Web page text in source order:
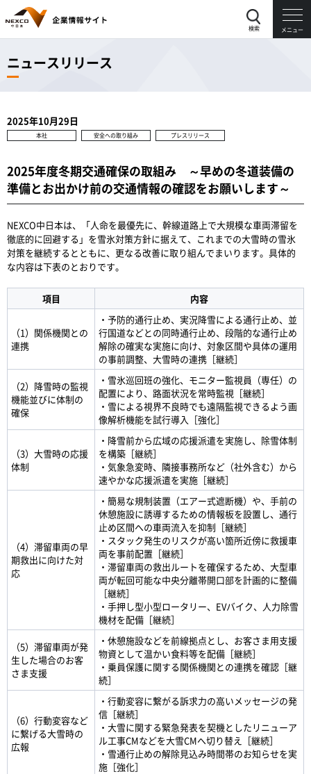
検索 メニュー
ニュースリリース
2025年10月29日
本社 安全への取り組み プレスリリース
2025年度冬期交通確保の取組み ～早めの冬道装備の
準備とお出かけ前の交通情報の確認をお願いします～
NEXCO中日本は、「人命を最優先に、幹線道路上で大規模な車両滞留を
徹底的に回避する」を雪氷対策方針に据えて、これまでの大雪時の雪氷
対策を継続するとともに、更なる改善に取り組んでまいります。具体的
な内容は下表のとおりです。
項目 内容
（1）関係機関との
連携
・予防的通行止め、実況降雪による通行止め、並
行国道などとの同時通行止め、段階的な通行止め
解除の確実な実施に向け、対象区間や具体の運用
の事前調整、大雪時の連携［継続］
（2）降雪時の監視
機能並びに体制の
確保
・雪氷巡回班の強化、モニター監視員（専任）の
配置により、路面状況を常時監視［継続］
・雪による視界不良時でも遠隔監視できるよう画
像解析機能を試行導入［強化］
（3）大雪時の応援
体制
・降雪前から広域の応援派遣を実施し、除雪体制
を構築［継続］
・気象急変時、隣接事務所など（社外含む）から
速やかな応援派遣を実施［継続］
（4）滞留車両の早
期救出に向けた対
応
・簡易な規制装置（エアー式遮断機）や、手前の
休憩施設に誘導するための情報板を設置し、通行
止め区間への車両流入を抑制［継続］
・スタック発生のリスクが高い箇所近傍に救援車
両を事前配置［継続］
・滞留車両の救出ルートを確保するため、大型車
両が転回可能な中央分離帯開口部を計画的に整備
［継続］
・手押し型小型ロータリー、EVバイク、人力除雪
機材を配備［継続］
（5）滞留車両が発
生した場合のお客
さま支援
・休憩施設などを前線拠点とし、お客さま用支援
物資として温かい食料等を配備［継続］
・乗員保護に関する関係機関との連携を確認［継
続］
（6）行動変容など
に繋げる大雪時の
広報
・行動変容に繋がる訴求力の高いメッセージの発
信［継続］
・大雪に関する緊急発表を契機としたリニューア
ル工事CMなどを大雪CMへ切り替え［継続］
・雪通行止めの解除見込み時間帯のお知らせを実
施［強化］